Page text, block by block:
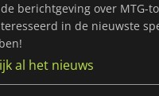
berichtgeving over MTG-
in de nieuwste
al het nieuws